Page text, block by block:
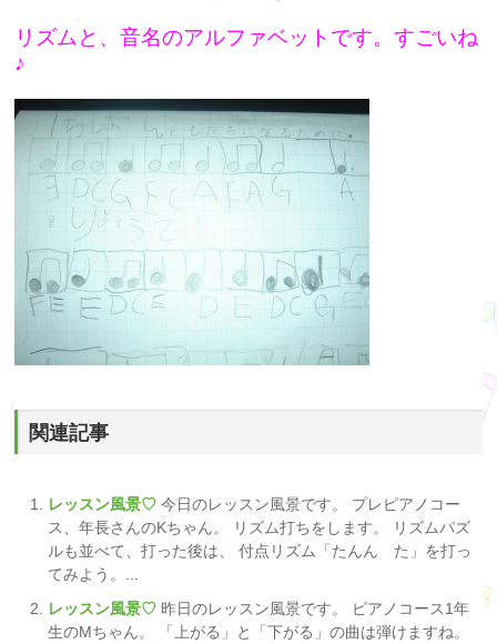
リズムと、音名のアルファベットです。すごいね
♪
関連記事
レッスン風景♡今日のレッスン風景です。 プレピアノコー
ス、年長さんのKちゃん。 リズム打ちをします。 リズムパズ
ルも並べて、打った後は、 付点リズム「たんん た」を打っ
てみよう。...
レッスン風景♡ 昨日のレッスン風景です。 ピアノコース1年
生のMちゃん。 「上がる」と「下がる」の曲は弾けますね。